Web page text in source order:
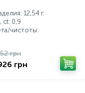
12,54 г.
ct: 0,9
чистоты:
грн
грн